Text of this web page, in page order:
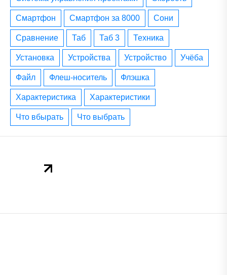
смартфон смартфон за 8000 сони
сравнение таб таб 3 техника
установка устройства устройство учёба
файл флеш-носитель флэшка
характеристика характеристики
что вбырать что выбрать